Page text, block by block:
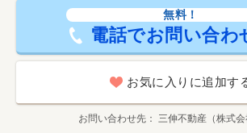
無料！
電話でお問い合わ
お気に入りに追加す
お問い合わせ先
三伸不動産（株式会